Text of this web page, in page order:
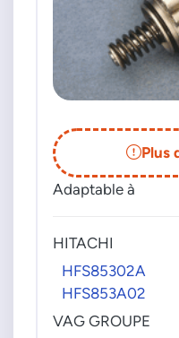
Plus
Adaptable à
HITACHI
HFS85302A
HFS853A02
VAG GROUPE